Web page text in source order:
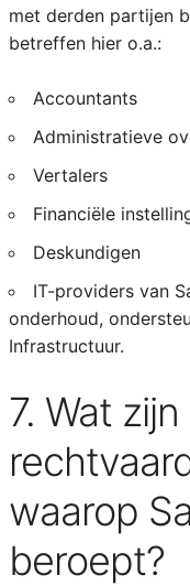
met derden partijen
betreffen hier o.a.:
Accountants
Administratieve
Vertalers
Financiële
Deskundigen
IT-providers van
onderhoud,
Infrastructuur.
7. Wat
waarop
beroept?